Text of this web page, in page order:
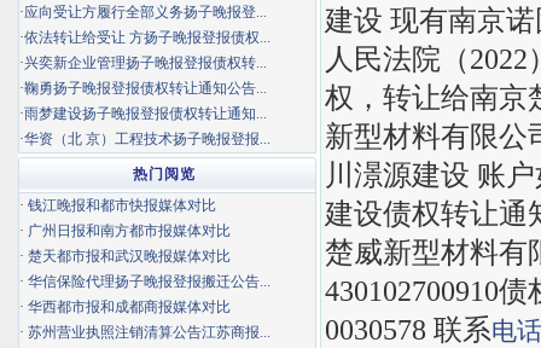
建设 现有南京
人民法院（
权，转让给南京
新型材料有限公
川澋源建设 账
建设债权转让通
楚威新型材料有
430102700910
0030578 联系电话
·应向受让方履行全部义务扬子晚报登...
·依法转让给受让 方扬子晚报登报债权...
·兴奕新企业管理扬子晚报登报债权转...
·鞠勇扬子晚报登报债权转让通知公告...
·雨梦建设扬子晚报登报债权转让通知...
·华资（北 京）工程技术扬子晚报登报...
热门阅览
· 钱江晚报和都市快报媒体对比
· 广州日报和南方都市报媒体对比
· 楚天都市报和武汉晚报媒体对比
· 华信保险代理扬子晚报登报搬迁公告...
· 华西都市报和成都商报媒体对比
· 苏州营业执照注销清算公告江苏商报...